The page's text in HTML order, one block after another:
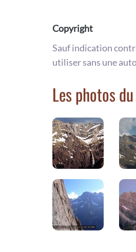
Copyright
Sauf indication
utiliser sans une
Les photos